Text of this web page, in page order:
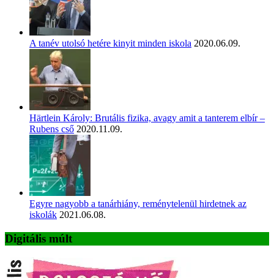
A tanév utolsó hetére kinyit minden iskola 2020.06.09.
Härtlein Károly: Brutális fizika, avagy amit a tanterem elbír –
Rubens cső 2020.11.09.
Egyre nagyobb a tanárhiány, reménytelenül hirdetnek az
iskolák 2021.06.08.
Digitális múlt